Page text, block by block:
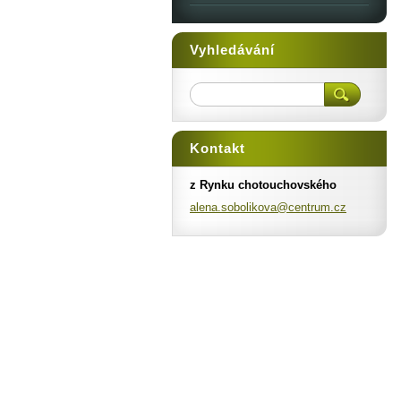
Vyhledávání
Kontakt
z Rynku chotouchovského
alena.sobolikova@centrum.cz